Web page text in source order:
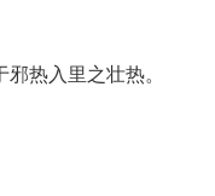
热入里之壮热。